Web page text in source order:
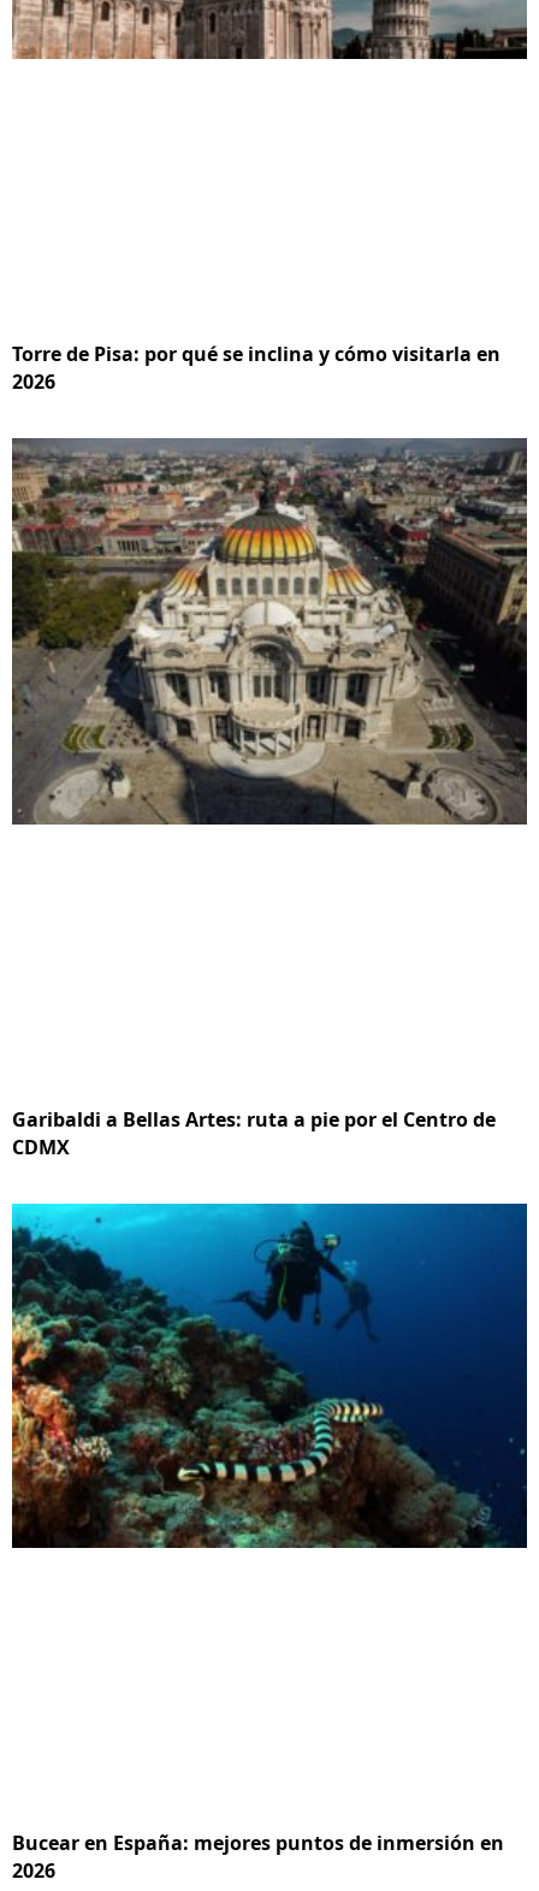
Torre de Pisa: por qué se inclina y cómo visitarla en
2026
Garibaldi a Bellas Artes: ruta a pie por el Centro de
CDMX
Bucear en España: mejores puntos de inmersión en
2026